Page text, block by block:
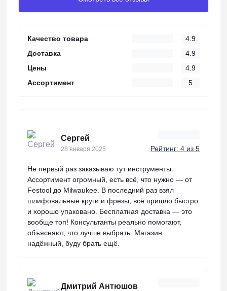
Качество товара
4.9
Доставка
4.9
Цены
4.9
Ассортимент
5
Сергей
28 января 2025 Рейтинг: 4 из 5
Не первый раз заказываю тут инструменты.
Ассортимент огромный, есть всё, что нужно — от
Festool до Milwaukee. В последний раз взял
шлифовальные круги и фрезы, всё пришло быстро
и хорошо упаковано. Бесплатная доставка — это
вообще топ! Консультанты реально помогают,
объясняют, что лучше выбрать. Магазин
надёжный, буду брать ещё.
Дмитрий Антюшов